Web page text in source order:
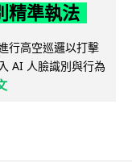
精準執法
行高空巡邏以打擊
AI 人臉識別與行為